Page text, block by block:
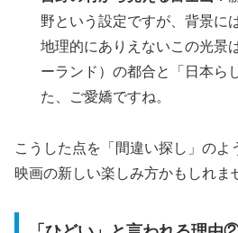
野という設定ですが、背景に
地理的にありえないこの光景
ーランド）の都合と「日本ら
た、ご愛嬌ですね。
こうした点を「間違い探し」のよ
映画の新しい楽しみ方かもしれま